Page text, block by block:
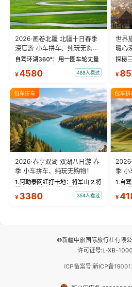
2026·画卷北疆 北疆十日春季
深度游 小车拼车、纯玩无购
物！
自驾环湖360°：用一圈车轮丈量
“大西洋最后一滴眼泪”的极致蔚
蓝。 赛湖旅拍：甄选多款风格服
绝美瞬间。 赛湖坦克300跟车视
频：专业摄影师...
¥4580 468人看过
世界
暖心
探秘
国国
三大
瓦人
晨雾
¥
包车拼车
2026·春享双湖 双湖八日游 春
季 小车拼车、纯玩无购物！
1.阿勒泰网红打卡地：将军山 2.将
军山落日缆车，体验雪都风光 3.
将军山，夕阳派对，蹦迪party 4.
¥ 3380 354人看过
包车拼
季 小
1.自
西洋
让雪
¥
©新疆中旅国际旅行社有限
许可证号:L-XB-
ICP备案号:新ICP备